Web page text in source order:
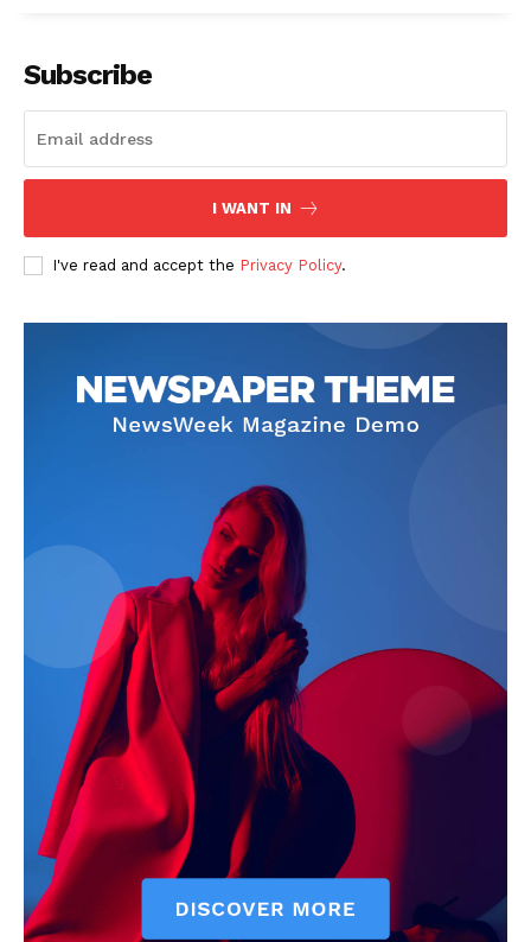
Subscribe
I WANT IN
I've read and accept the Privacy Policy.